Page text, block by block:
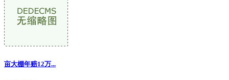
亩大棚年赔12万...